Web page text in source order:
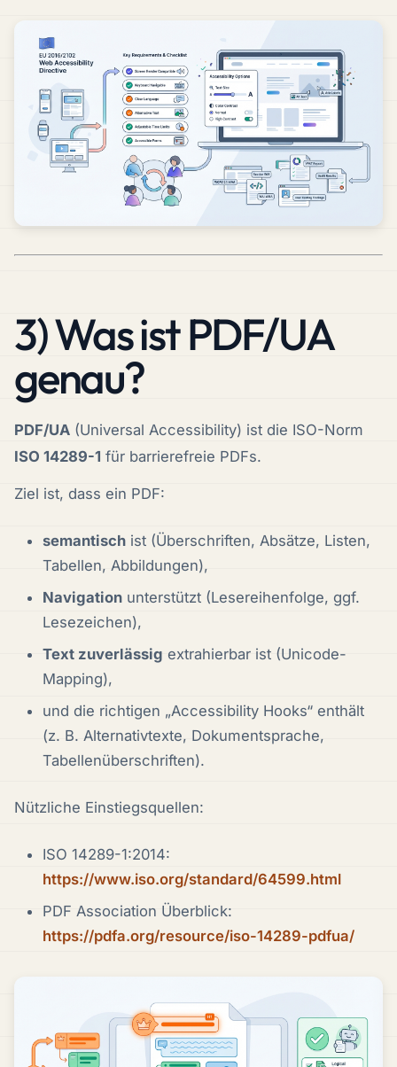
3) Was ist PDF/UA
genau?
PDF/UA (Universal Accessibility) ist die ISO-Norm
ISO 14289-1 für barrierefreie PDFs.
Ziel ist, dass ein PDF:
semantisch ist (Überschriften, Absätze, Listen,
Tabellen, Abbildungen),
Navigation unterstützt (Lesereihenfolge, ggf.
Lesezeichen),
Text zuverlässig extrahierbar ist (Unicode-
Mapping),
und die richtigen „Accessibility Hooks“ enthält
(z. B. Alternativtexte, Dokumentsprache,
Tabellenüberschriften).
Nützliche Einstiegsquellen:
ISO 14289-1:2014:
https://www.iso.org/standard/64599.html
PDF Association Überblick:
https://pdfa.org/resource/iso-14289-pdfua/